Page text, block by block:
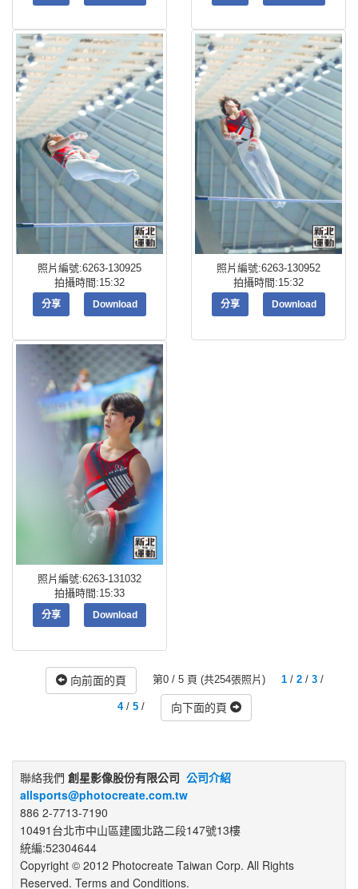
照片編號:6263-130925
拍攝時間:15:32
分享 Download
照片編號:6263-130952
拍攝時間:15:32
分享 Download
照片編號:6263-131032
拍攝時間:15:33
分享 Download
向前面的頁 第0 / 5 頁 (共254張照片) 1/ 2/ 3/
4/ 5/ 向下面的頁
聯絡我們 創星影像股份有限公司 公司介紹
allsports@photocreate.com.tw
886 2-7713-7190
10491台北市中山區建國北路二段147號13樓
統編:52304644
Copyright © 2012 Photocreate Taiwan Corp. All Rights
Reserved. Terms and Conditions.